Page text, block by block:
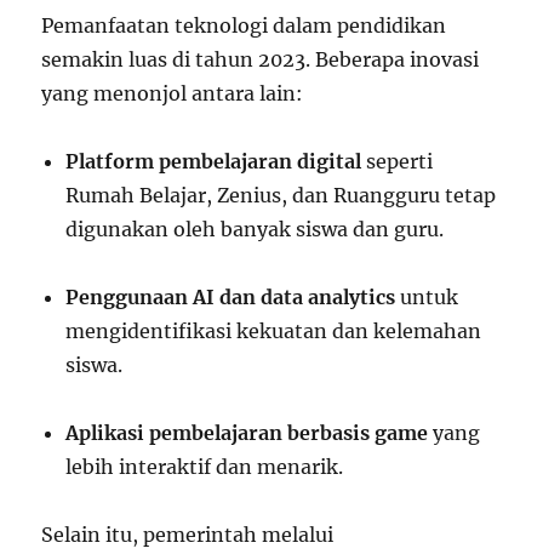
Pemanfaatan teknologi dalam pendidikan
semakin luas di tahun 2023. Beberapa inovasi
yang menonjol antara lain:
Platform pembelajaran digital seperti
Rumah Belajar, Zenius, dan Ruangguru tetap
digunakan oleh banyak siswa dan guru.
Penggunaan AI dan data analytics untuk
mengidentifikasi kekuatan dan kelemahan
siswa.
Aplikasi pembelajaran berbasis game yang
lebih interaktif dan menarik.
Selain itu, pemerintah melalui